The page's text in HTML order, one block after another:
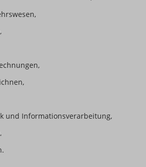
und Informationsverarbeitung,